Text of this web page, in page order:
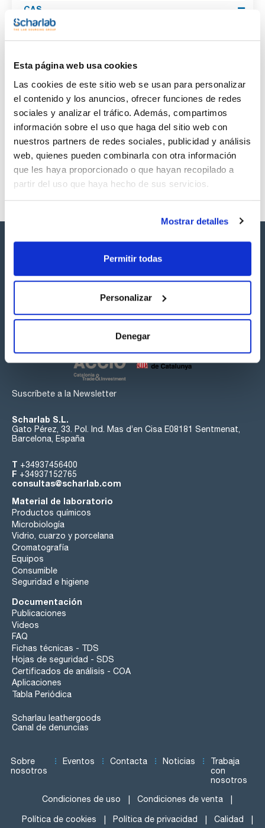
Esta página web usa cookies
Las cookies de este sitio web se usan para personalizar
el contenido y los anuncios, ofrecer funciones de redes
sociales y analizar el tráfico. Además, compartimos
información sobre el uso que haga del sitio web con
nuestros partners de redes sociales, publicidad y análisis
web, quienes pueden combinarla con otra información
que les haya proporcionado o que hayan recopilado a
partir del uso que haya hecho de sus servicios.
Mostrar detalles
Permitir todas
Personalizar
Denegar
CAS
[119-34-6]
100 mg [119-34-6]
Referencia
SB66725100
Envase
x100mg
Precio
Comprar
Disponibilidad
Ver stock
Síguenos:
Suscríbete a la Newsletter
Scharlab S.L.
Gato Pérez, 33. Pol. Ind. Mas d’en Cisa E08181 Sentmenat,
Barcelona, España
T +34937456400
F +34937152765
consultas@scharlab.com
Material de laboratorio
Productos químicos
Microbiología
Vidrio, cuarzo y porcelana
Cromatografía
Equipos
Consumible
Seguridad e higiene
Documentación
Publicaciones
Videos
FAQ
Fichas técnicas - TDS
Hojas de seguridad - SDS
Certificados de análisis - COA
Aplicaciones
Tabla Periódica
Scharlau leathergoods
Canal de denuncias
Sobre
nosotros
Eventos Contacta Noticias
Trabaja
con
nosotros
Condiciones de uso Condiciones de venta
Política de cookies Política de privacidad Calidad